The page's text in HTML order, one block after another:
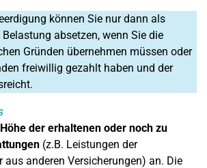
können Sie nur dann als
absetzen, wenn Sie die
Gründen übernehmen müssen oder
freiwillig gezahlt haben und der
Höhe der erhaltenen oder noch zu
(z.B. Leistungen der
aus anderen Versicherungen) an. Die